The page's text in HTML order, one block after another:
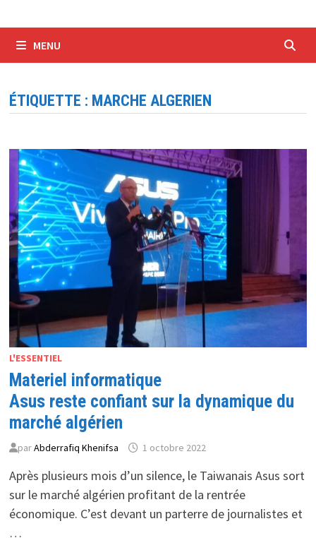
MENU
ÉTIQUETTE : MARCHE ALGERIEN
L'ESSENTIEL
Materiel informatique
Asus reste confiant sur la dynamique du
marché algérien
parAbderrafiq Khenifsa 1 octobre 2022
Après plusieurs mois d’un silence, le Taiwanais Asus sort
sur le marché algérien profitant de la rentrée
économique. C’est devant un parterre de journalistes et
…